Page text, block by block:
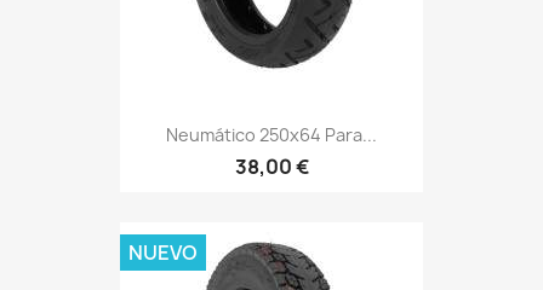
Neumático 250x64 Para...
38,00 €
NUEVO